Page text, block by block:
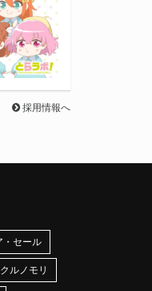
採用情報へ
・セール
ルノモリ